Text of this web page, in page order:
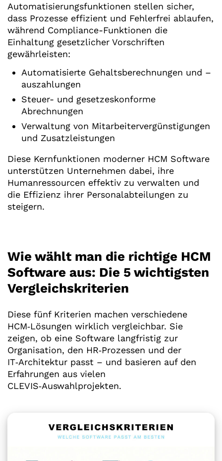
Automatisierungsfunktionen stellen sicher,
dass Prozesse effizient und Fehlerfrei ablaufen,
während Compliance-Funktionen die
Einhaltung gesetzlicher Vorschriften
gewährleisten:
Automatisierte Gehaltsberechnungen und –
auszahlungen
Steuer- und gesetzeskonforme
Abrechnungen
Verwaltung von Mitarbeitervergünstigungen
und Zusatzleistungen
Diese Kernfunktionen moderner HCM Software
unterstützen Unternehmen dabei, ihre
Humanressourcen effektiv zu verwalten und
die Effizienz ihrer Personalabteilungen zu
steigern.
Wie wählt man die richtige HCM
Software aus: Die 5 wichtigsten
Vergleichskriterien
Diese fünf Kriterien machen verschiedene
HCM‑Lösungen wirklich vergleichbar. Sie
zeigen, ob eine Software langfristig zur
Organisation, den HR‑Prozessen und der
IT‑Architektur passt – und basieren auf den
Erfahrungen aus vielen
CLEVIS‑Auswahlprojekten.